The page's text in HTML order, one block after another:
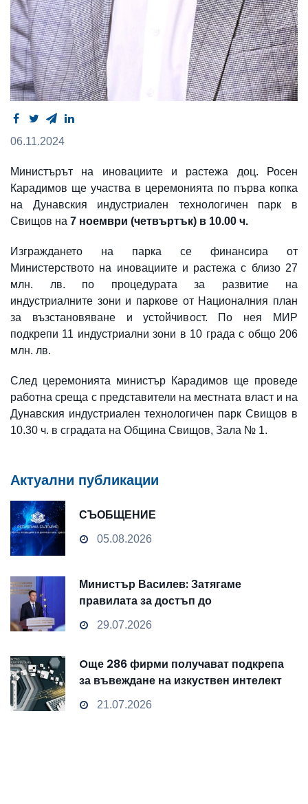
06.11.2024
Министърът на иновациите и растежа доц. Росен
Карадимов ще участва в церемонията по първа копка
на Дунавския индустриален технологичен парк в
Свищов на 7 ноември (четвъртък) в 10.00 ч.
Изграждането на парка се финансира от
Министерството на иновациите и растежа с близо 27
млн. лв. по процедурата за развитие на
индустриалните зони и паркове от Националния план
за възстановяване и устойчивост. По нея МИР
подкрепи 11 индустриални зони в 10 града с общо 206
млн. лв.
След церемонията министър Карадимов ще проведе
работна среща с представители на местната власт и на
Дунавския индустриален технологичен парк Свищов в
10.30 ч. в сградата на Община Свищов, Зала № 1.
Актуални публикации
СЪОБЩЕНИЕ
05.08.2026
Министър Василев: Затягаме
правилата за достъп до
чувствителни данни
29.07.2026
Oще 286 фирми получават подкрепа
за въвеждане на изкуствен интелект
и облачни технологии
21.07.2026